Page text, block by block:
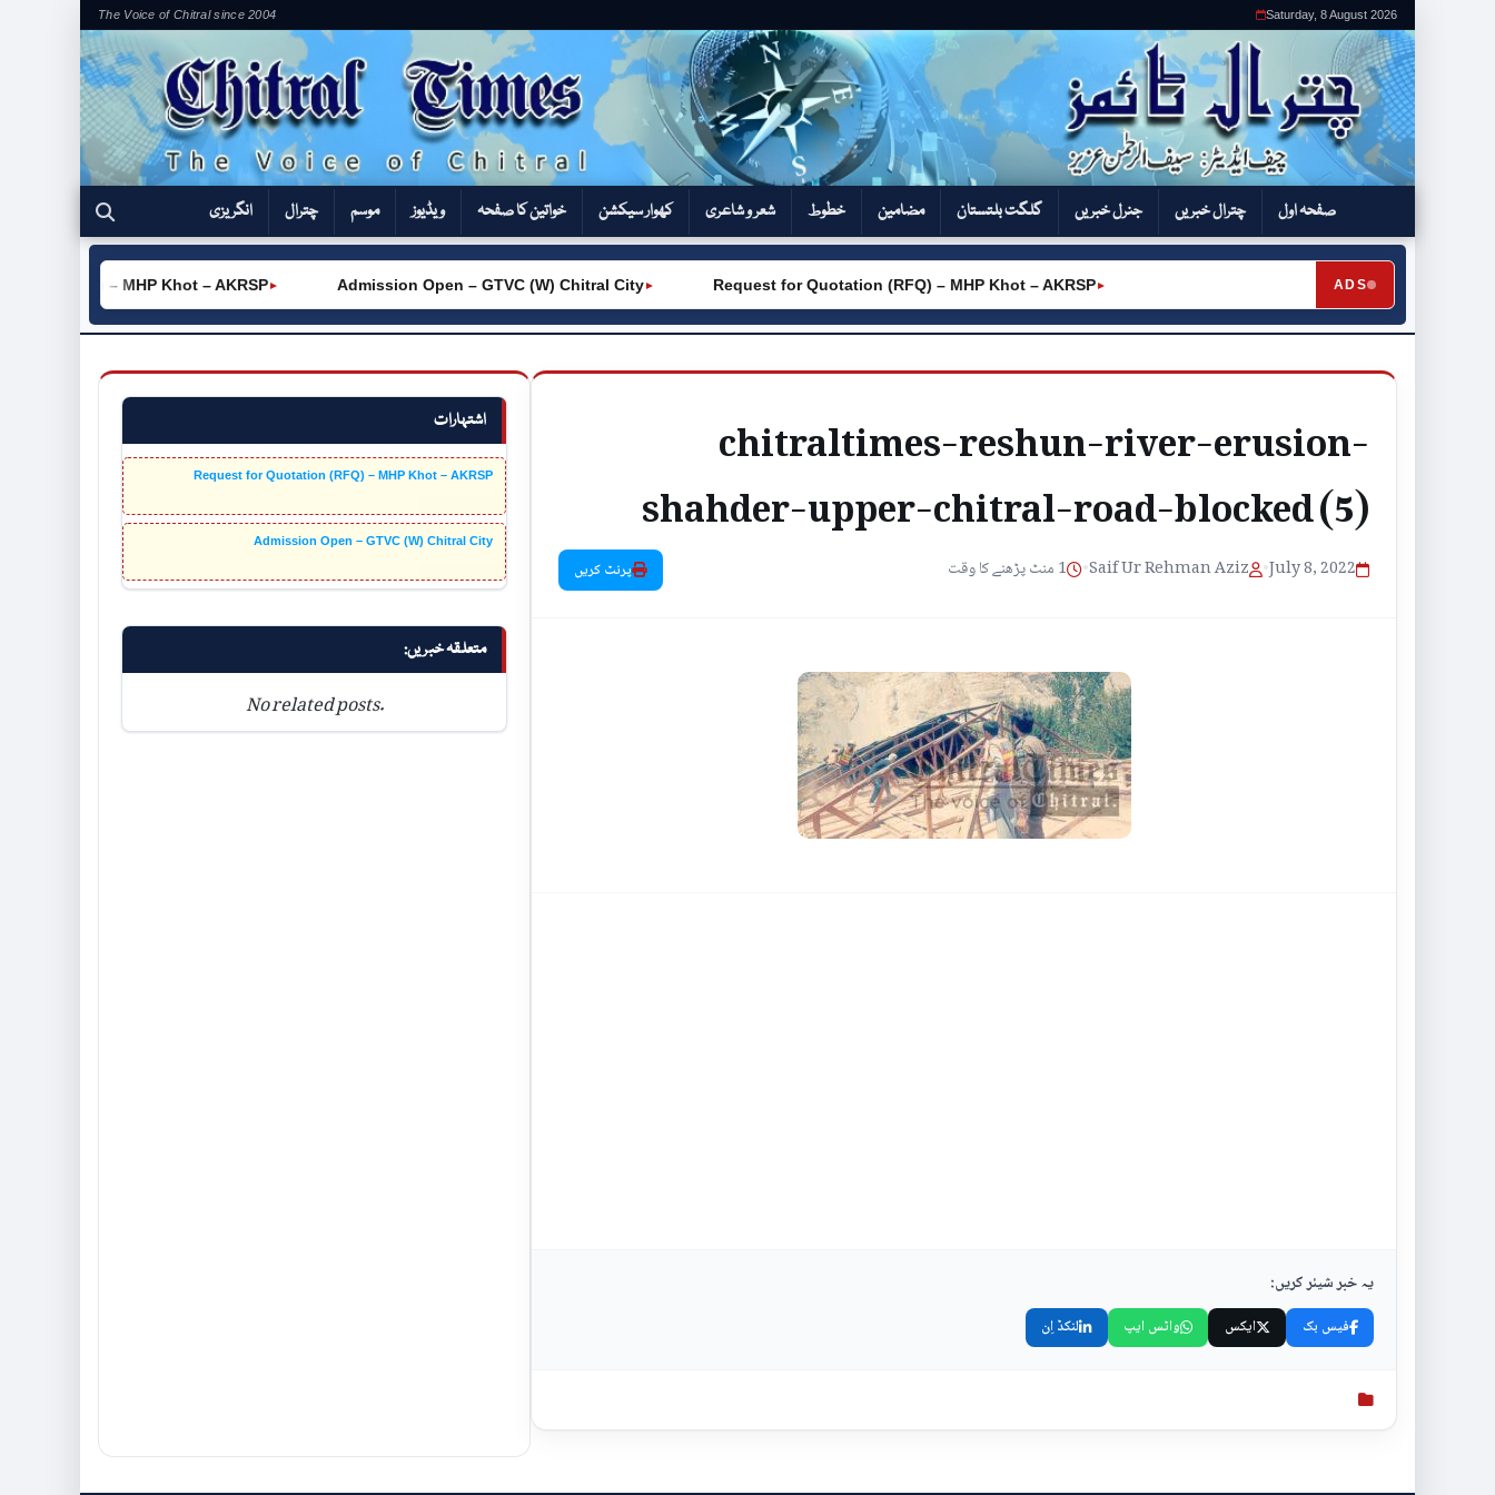
The Voice of Chitral since 2004 Saturday, 8 August 2026
صفحہ اول چترال خبریں جنرل خبریں گلگت بلتستان مضامین خطوط شعر و شاعری کھوار سیکشن‎ خواتین کا صفحہ ویڈیوز موسم چترال انگریزی
ADS
►
(RFQ) – MHP Khot – AKRSP ►
Request for Quotation (RFQ) – MHP Khot – AKRSP
►
Admission Open – GTVC (W) Chitral City
اشتہارات
Request for Quotation (RFQ) – MHP Khot – AKRSP
Admission Open – GTVC (W) Chitral City
متعلقہ خبریں:
No related posts.
chitraltimes-reshun-river-erusion-
shahder-upper-chitral-road-blocked (5)
July 8, 2022
•
Saif Ur Rehman Aziz
• 1 منٹ پڑھنے کا وقت پرنٹ کریں
یہ خبر شیئر کریں:
فیس بک ایکس واٹس ایپ لنکڈ اِن